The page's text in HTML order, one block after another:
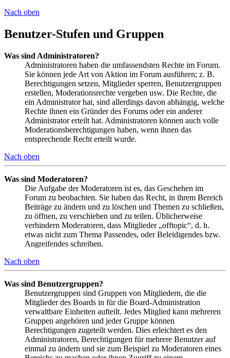
Nach oben
Benutzer-Stufen und Gruppen
Was sind Administratoren?
Administratoren haben die umfassendsten Rechte im Forum.
Sie können jede Art von Aktion im Forum ausführen; z. B.
Berechtigungen setzen, Mitglieder sperren, Benutzergruppen
erstellen, Moderationsrechte vergeben usw. Die Rechte, die
ein Administrator hat, sind allerdings davon abhängig, welche
Rechte ihnen ein Gründer des Forums oder ein anderer
Administrator erteilt hat. Administratoren können auch volle
Moderationsberechtigungen haben, wenn ihnen das
entsprechende Recht erteilt wurde.
Nach oben
Was sind Moderatoren?
Die Aufgabe der Moderatoren ist es, das Geschehen im
Forum zu beobachten. Sie haben das Recht, in ihrem Bereich
Beiträge zu ändern und zu löschen und Themen zu schließen,
zu öffnen, zu verschieben und zu teilen. Üblicherweise
verhindern Moderatoren, dass Mitglieder „offtopic“, d. h.
etwas nicht zum Thema Passendes, oder Beleidigendes bzw.
Angreifendes schreiben.
Nach oben
Was sind Benutzergruppen?
Benutzergruppen sind Gruppen von Mitgliedern, die die
Mitglieder des Boards in für die Board-Administration
verwaltbare Einheiten aufteilt. Jedes Mitglied kann mehreren
Gruppen angehören und jeder Gruppe können
Berechtigungen zugeteilt werden. Dies erleichtert es den
Administratoren, Berechtigungen für mehrere Benutzer auf
einmal zu ändern und sie zum Beispiel zu Moderatoren eines